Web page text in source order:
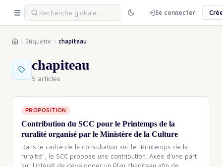
Se connecter
Étiquette chapiteau
chapiteau
5 articles
PROPOSITION
Contribution du SCC pour le Printemps de la
ruralité organisé par le Ministère de la Culture
Dans le cadre de la consultation sur le "Printemps de la
ruralité", le SCC propose une contribution. Axée d'une part